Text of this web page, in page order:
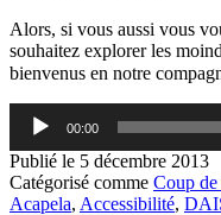
Alors, si vous aussi vous
souhaitez explorer les
bienvenus en notre
Lecteur
audio
00:00
Publié le 5 décembre 2013
Catégorisé comme Coup de
Acapela, Accessibilité,